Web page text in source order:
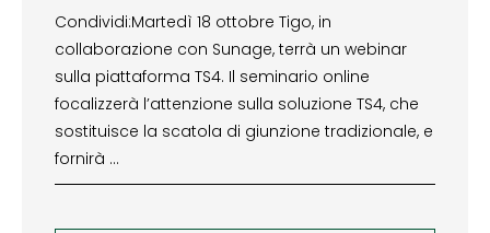
Condividi:Martedì 18 ottobre Tigo, in
collaborazione con Sunage, terrà un webinar
sulla piattaforma TS4. Il seminario online
focalizzerà l’attenzione sulla soluzione TS4, che
sostituisce la scatola di giunzione tradizionale, e
fornirà …